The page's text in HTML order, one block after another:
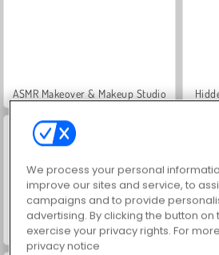
ASMR Makeover & Makeup Studio
VegaMix Da Vinci Puzzles
We process your personal
improve our sites and service, to
campaigns and to provide
advertising. By clicking the button on
exercise your privacy rights. For
privacy notice